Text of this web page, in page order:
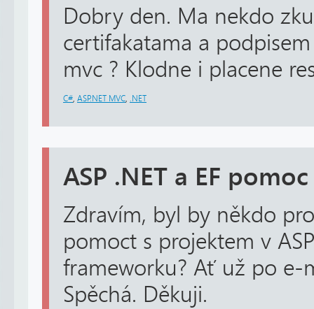
Dobry den. Ma nekdo
certifakatama a
mvc ? Klodne i placene
C# ASP.NET MVC .NET
ASP .NET a EF pomoc
Zdravím, byl by někdo
pomoct s projektem v
frameworku? Ať už po e-
Spěchá. Děkuji.